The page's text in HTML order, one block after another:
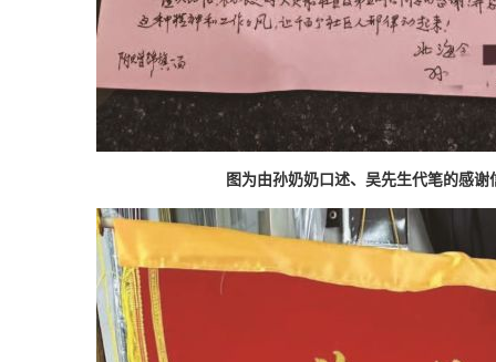
图为由孙奶奶口述、吴先生代笔的感谢